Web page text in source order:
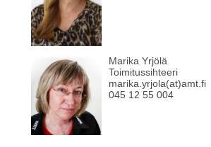
Marika Yrjölä
Toimitussihteeri
marika.yrjola(at)amt.fi
045 12 55 004